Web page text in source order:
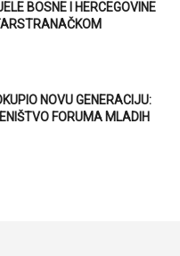
BOSNE I HERCEGOVINE
NOVU GENERACIJU:
FORUMA MLADIH